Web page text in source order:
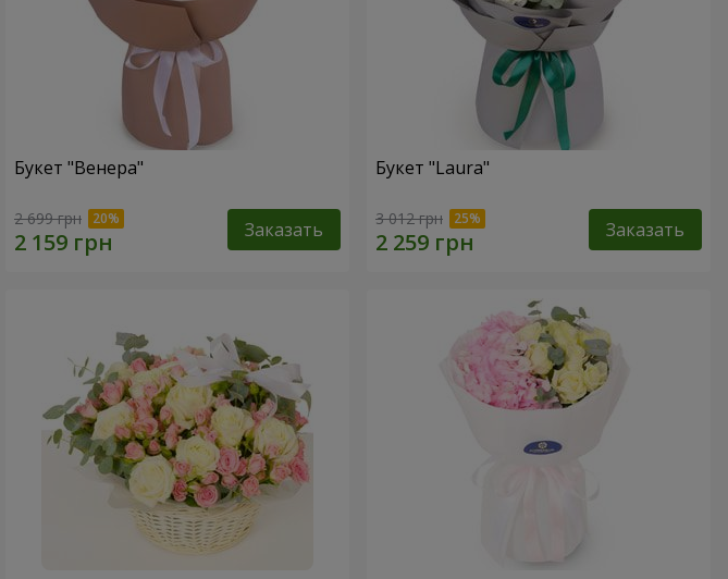
Букет "Венера"
2 699 грн Заказать
Букет "Laura"
3 012 грн Заказать